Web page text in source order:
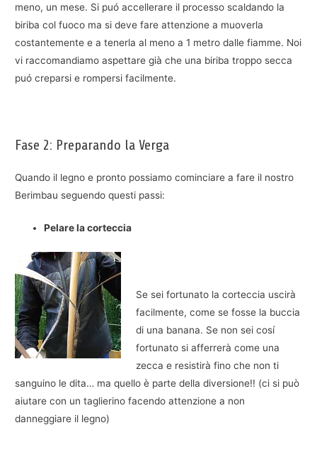
meno, un mese. Si puó accellerare il processo scaldando la
biriba col fuoco ma si deve fare attenzione a muoverla
costantemente e a tenerla al meno a 1 metro dalle fiamme. Noi
vi raccomandiamo aspettare già che una biriba troppo secca
puó creparsi e rompersi facilmente.
Fase 2: Preparando la Verga
Quando il legno e pronto possiamo cominciare a fare il nostro
Berimbau seguendo questi passi:
Pelare la corteccia
Se sei fortunato la corteccia uscirà
facilmente, come se fosse la buccia
di una banana. Se non sei cosí
fortunato si afferrerà come una
zecca e resistirà fino che non ti
sanguino le dita… ma quello è parte della diversione!! (ci si può
aiutare con un taglierino facendo attenzione a non
danneggiare il legno)